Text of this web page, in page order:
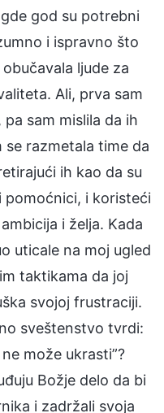
god su potrebni
i ispravno što
ljude za
Ali, prva sam
sam mislila da ih
se razmetala time da
ih kao da su
pomoćnici, i koristeći
i želja. Kada
uticale na moj ugled
taktikama da joj
svojoj frustraciji.
sveštenstvo tvrdi:
može ukrasti”?
Božje delo da bi
i zadržali svoja